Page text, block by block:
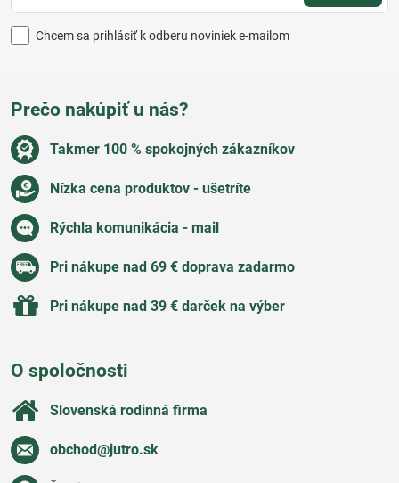
Chcem sa prihlásiť k odberu noviniek e-mailom
Prečo nakúpiť u nás?
Takmer 100 % spokojných zákazníkov
Nízka cena produktov - ušetríte
Rýchla komunikácia - mail
Pri nákupe nad 69 € doprava zadarmo
Pri nákupe nad 39 € darček na výber
O spoločnosti
Slovenská rodinná firma
obchod​@jutro​.sk